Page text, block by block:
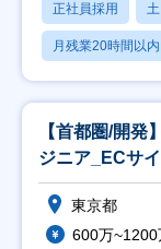
正社員採用
月残業20時間以内
【首都圏/開発
ジニア_ECサ
東京都
600万~1200